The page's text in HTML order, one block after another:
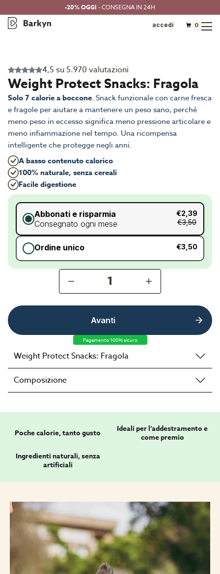
-20% OGGI - CONSEGNA IN 24H
accedi 0
4,5 su 5.970 valutazioni
Weight Protect Snacks: Fragola
Solo 7 calorie a boccone. Snack funzionale con carne fresca
e fragole per aiutare a mantenere un peso sano, perché
meno peso in eccesso significa meno pressione articolare e
meno infiammazione nel tempo. Una ricompensa
intelligente che protegge negli anni.
A basso contenuto calorico
100% naturale, senza cereali
Facile digestione
Abbonati e risparmia
Consegnato ogni mese
€2,39
€3,50
Ordine unico €3,50
1
Avanti
Pagamento 100% sicuro
Weight Protect Snacks: Fragola
Composizione
Poche calorie, tanto gusto
Ideali per l’addestramento e
come premio
Ingredienti naturali, senza
artificiali